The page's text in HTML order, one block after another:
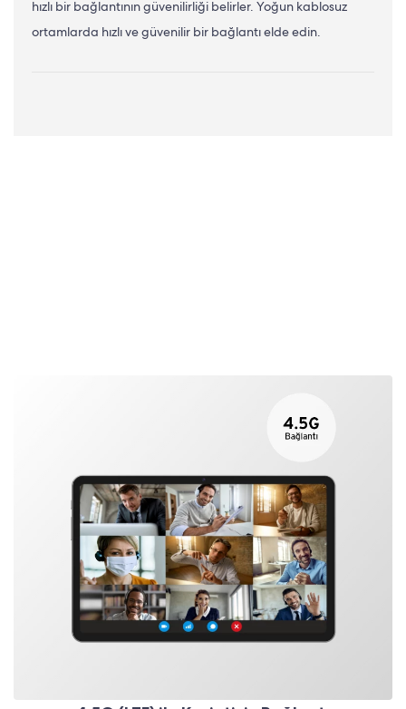
hızlı bir bağlantının güvenilirliği belirler. Yoğun kablosuz
ortamlarda hızlı ve güvenilir bir bağlantı elde edin.